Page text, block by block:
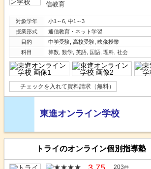
信教育
対象学年
小1～6, 中1～3
授業形式
通信教育・ネット学習
目的
中学受験, 高校受験, 映像授業
科目
算数, 数学, 英語, 国語, 理科, 社会
チェックを入れて資料請求（無料）
東進オンライン学校
トライのオンライン個別指導塾
203件